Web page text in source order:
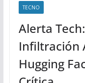
TECNO
Alerta
Infiltración
Hugging